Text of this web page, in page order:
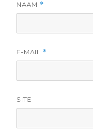
NAAM *
E-MAIL *
SITE